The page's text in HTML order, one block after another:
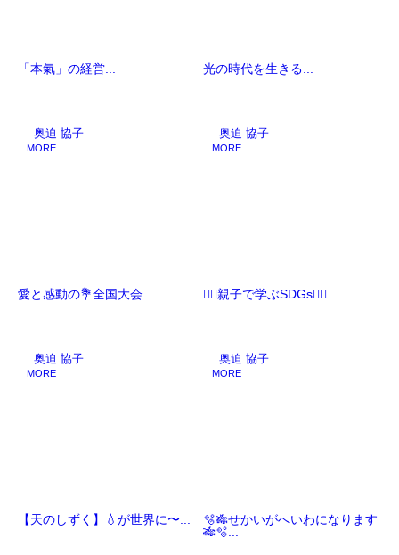
「本氣」の経営...
奥迫 協子
MORE
光の時代を生きる...
奥迫 協子
MORE
愛と感動の💐全国大会...
奥迫 協子
MORE
🧚‍♀️親子で学ぶSDGs🧚‍♀️...
奥迫 協子
MORE
【天のしずく】💧が世界に〜...
🫧🎋せかいがへいわになります
🎋🫧...